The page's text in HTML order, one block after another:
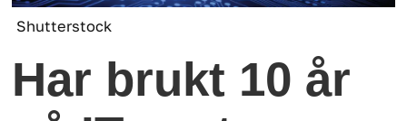
Shutterstock
Har brukt 10 år